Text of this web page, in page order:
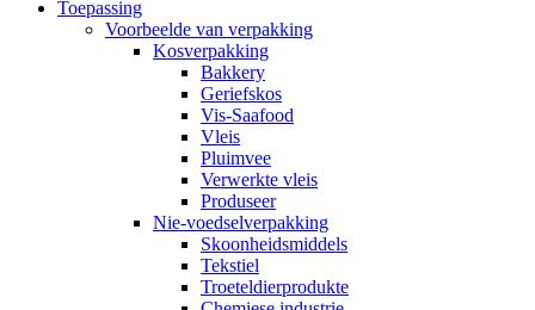
Toepassing
Voorbeelde van verpakking
Kosverpakking
Bakkery
Geriefskos
Vis-Saafood
Vleis
Pluimvee
Verwerkte vleis
Produseer
Nie-voedselverpakking
Skoonheidsmiddels
Tekstiel
Troeteldierprodukte